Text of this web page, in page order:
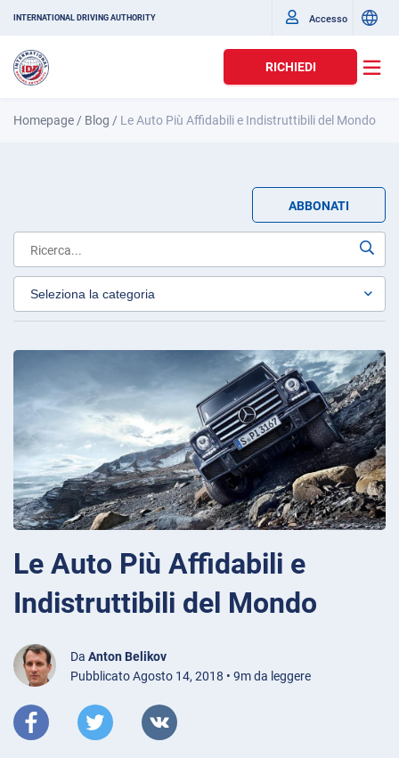
INTERNATIONAL DRIVING AUTHORITY Accesso
RICHIEDI
Homepage / Blog / Le Auto Più Affidabili e Indistruttibili del Mondo
ABBONATI
Le Auto Più Affidabili e
Indistruttibili del Mondo
Da Anton Belikov
Pubblicato Agosto 14, 2018 • 9m da leggere